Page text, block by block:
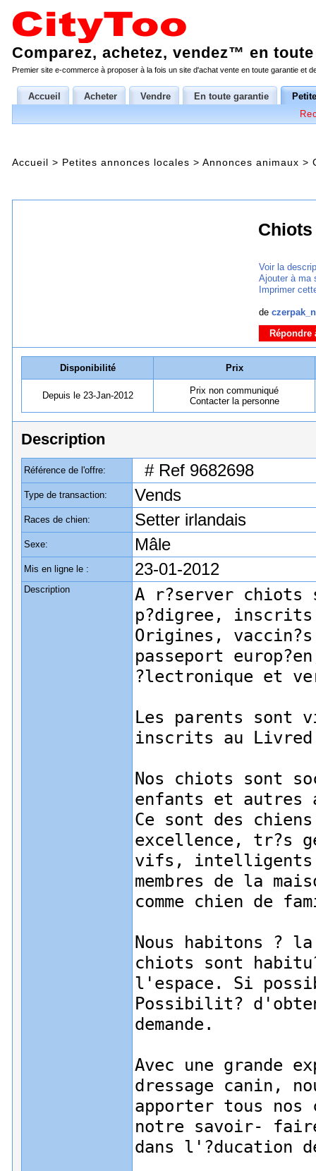
Comparez, achetez, vendez™ en
Premier site e-commerce à proposer à la fois un site d'achat vente en toute garantie et
Accueil Acheter Vendre En toute garantie
Accueil > Petites annonces locales > Annonces animaux >
Voir la
Ajouter à ma
Imprimer
de
Répondre
Disponibilité Prix
Depuis le 23-Jan-2012
Prix non communiqué
Contacter la personne
Description
Référence de l'offre: # Ref 9682698
Type de transaction: Vends
Races de chien: Setter irlandais
Sexe: Mâle
Mis en ligne le : 23-01-2012
Description
A r?server
p?digree,
Origines,
passeport
?lectronique et
Les parents sont
inscrits au Livred
Nos chiots sont
enfants et autres
Ce sont des
excellence, tr?s
vifs, intelligents
membres de la
comme chien de
Nous habitons ? la
chiots sont
l'espace. Si
Possibilit?
demande.
Avec une grande
dressage canin,
apporter tous
notre savoir-
dans l'?ducation